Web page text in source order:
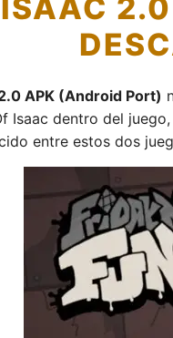
APK (Android Port)
Isaac dentro del
entre estos dos